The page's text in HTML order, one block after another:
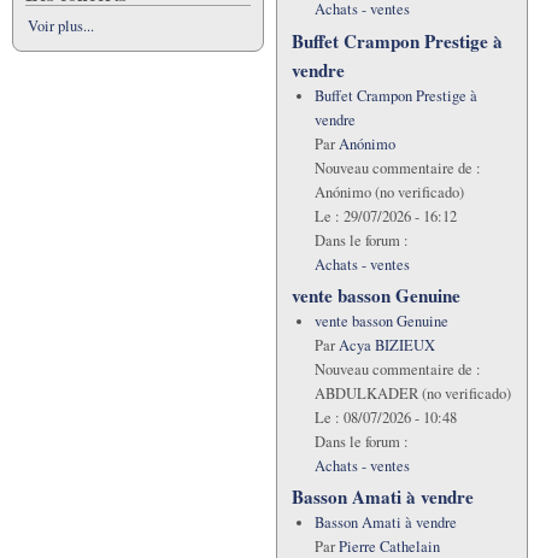
Voir plus...
Achats - ventes
Buffet Crampon Prestige à
vendre
Buffet Crampon Prestige à
vendre
ParAnónimo
Nouveau commentaire de :
Anónimo (no verificado)
Le : 29/07/2026 - 16:12
Dans le forum :
Achats - ventes
vente basson Genuine
vente basson Genuine
ParAcya BIZIEUX
Nouveau commentaire de :
ABDULKADER (no verificado)
Le : 08/07/2026 - 10:48
Dans le forum :
Achats - ventes
Basson Amati à vendre
Basson Amati à vendre
ParPierre Cathelain